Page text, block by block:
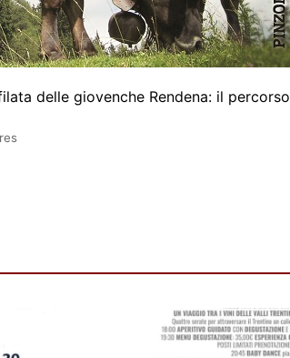
delle giovenche Rendena: il percorso